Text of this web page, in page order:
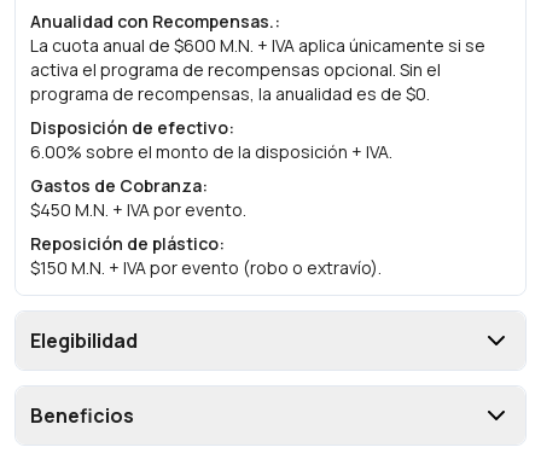
Anualidad con Recompensas.:
La cuota anual de $600 M.N. + IVA aplica únicamente si se
activa el programa de recompensas opcional. Sin el
programa de recompensas, la anualidad es de $0.
Disposición de efectivo:
6.00% sobre el monto de la disposición + IVA.
Gastos de Cobranza:
$450 M.N. + IVA por evento.
Reposición de plástico:
$150 M.N. + IVA por evento (robo o extravío).
Elegibilidad
Beneficios